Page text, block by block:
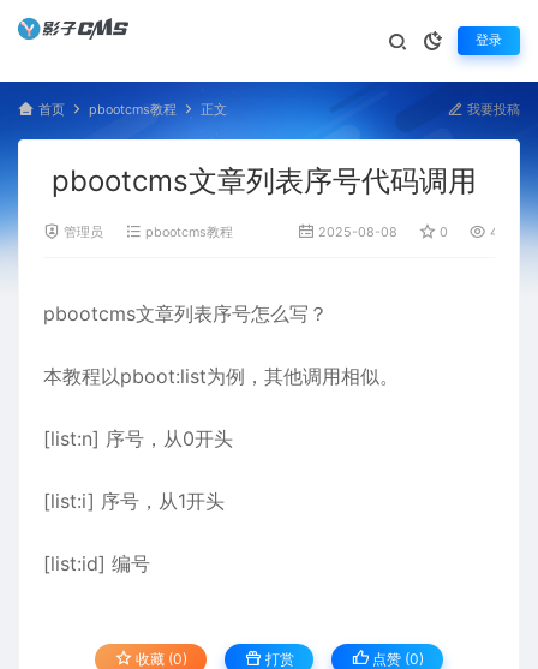
登录
首页 pbootcms教程 正文 我要投稿
pbootcms文章列表序号代码调用
管理员 pbootcms教程 2025-08-08 0 490
pbootcms文章列表序号怎么写？
本教程以pboot:list为例，其他调用相似。
[list:n] 序号，从0开头
[list:i] 序号，从1开头
[list:id] 编号
收藏 (0) 打赏 点赞 (0)